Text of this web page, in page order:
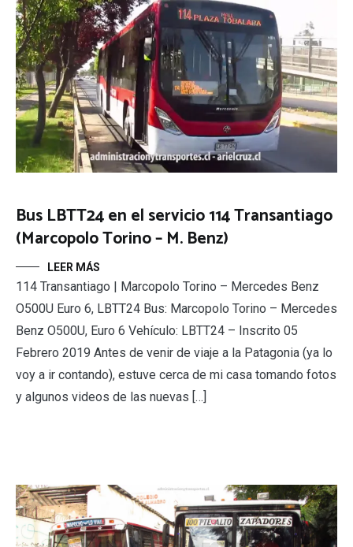
Bus LBTT24 en el servicio 114 Transantiago
(Marcopolo Torino – M. Benz)
LEER MÁS
114 Transantiago | Marcopolo Torino – Mercedes Benz
O500U Euro 6, LBTT24 Bus: Marcopolo Torino – Mercedes
Benz O500U, Euro 6 Vehículo: LBTT24 – Inscrito 05
Febrero 2019 Antes de venir de viaje a la Patagonia (ya lo
voy a ir contando), estuve cerca de mi casa tomando fotos
y algunos videos de las nuevas […]